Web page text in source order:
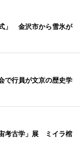
」 金沢市から雪氷が
で行員が文京の歴史学
考古学」展 ミイラ棺